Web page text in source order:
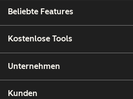
Beliebte Features
Kostenlose Tools
Unternehmen
Kunden